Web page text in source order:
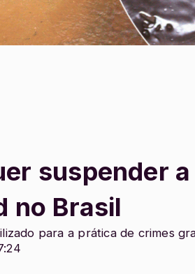
suspender
no Brasil
para a prática de crimes